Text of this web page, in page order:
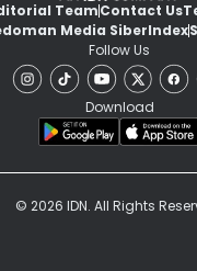
TeamContact Us
Media SiberIndex
Follow Us
Download
© 2026 IDN. All Rights